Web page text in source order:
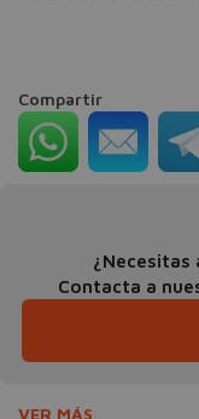
Compartir
Contacta a
VER MÁS